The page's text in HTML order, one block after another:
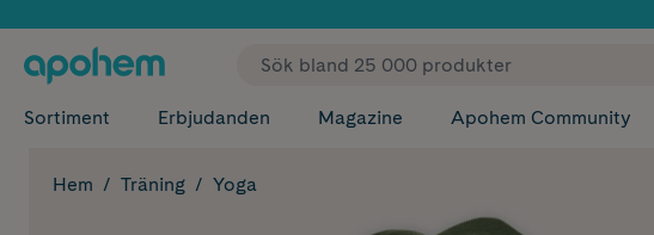
✓ Fri frakt
Sortiment Erbjudanden Magazine Apohem Community
Hem Träning Yoga